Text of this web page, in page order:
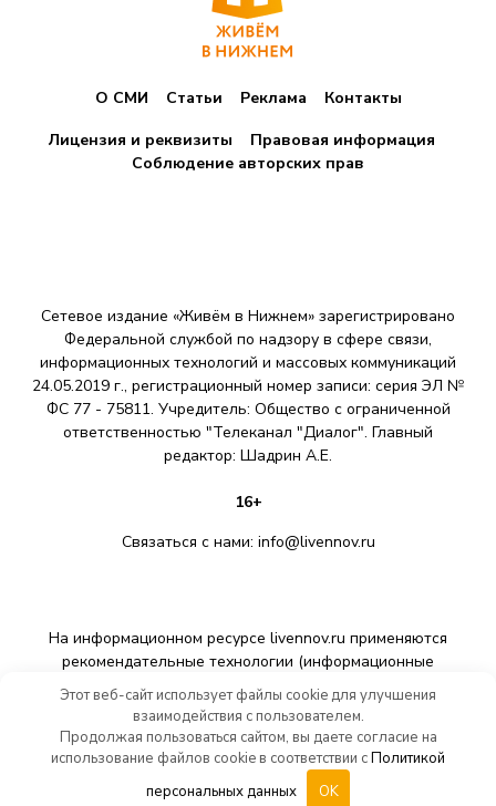
О СМИ Статьи Реклама
Контакты
Лицензия и реквизиты
Правовая информация
Соблюдение авторских прав
Сетевое издание «Живём в Нижнем» зарегистрировано
Федеральной службой по надзору в сфере связи,
информационных технологий и массовых коммуникаций
24.05.2019 г., регистрационный номер записи: серия ЭЛ №
ФС 77 - 75811. Учредитель: Общество с ограниченной
ответственностью "Телеканал "Диалог". Главный
редактор: Шадрин A.E.
16+
Связаться с нами: info@livennov.ru
На информационном ресурсе livennov.ru применяются
рекомендательные технологии (информационные
технологии предоставления информации на основе сбора,
систематизации и анализа сведений, относящихся к
предпочтениям пользователей сети «Интернет»,
находящихся на территории Российской Федерации).
Этот веб-сайт использует файлы cookie для улучшения
взаимодействия с пользователем.
Продолжая пользоваться сайтом, вы даете согласие на
использование файлов cookie в соответствии сПолитикой
персональных данных
OK